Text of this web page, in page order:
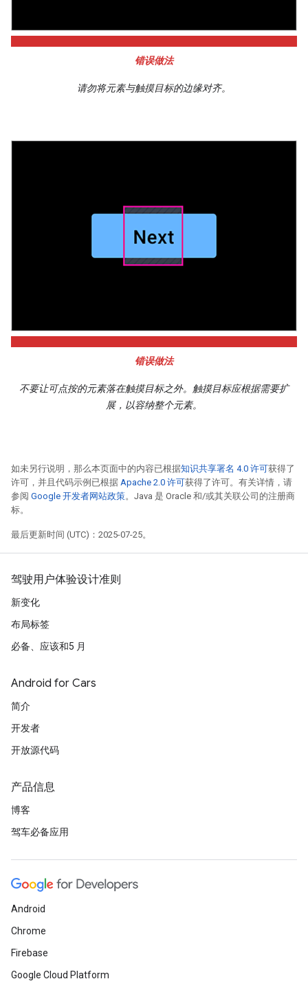
错误做法
请勿将元素与触摸目标的边缘对齐。
错误做法
不要让可点按的元素落在触摸目标之外。触摸目标应根据需要扩
展，以容纳整个元素。
如未另行说明，那么本页面中的内容已根据知识共享署名 4.0 许可获得了
许可，并且代码示例已根据 Apache 2.0 许可获得了许可。有关详情，请
参阅 Google 开发者网站政策。Java 是 Oracle 和/或其关联公司的注册商
标。
最后更新时间 (UTC)：2025-07-25。
驾驶用户体验设计准则
新变化
布局标签
必备、应该和5 月
Android for Cars
简介
开发者
开放源代码
产品信息
博客
驾车必备应用
Android
Chrome
Firebase
Google Cloud Platform